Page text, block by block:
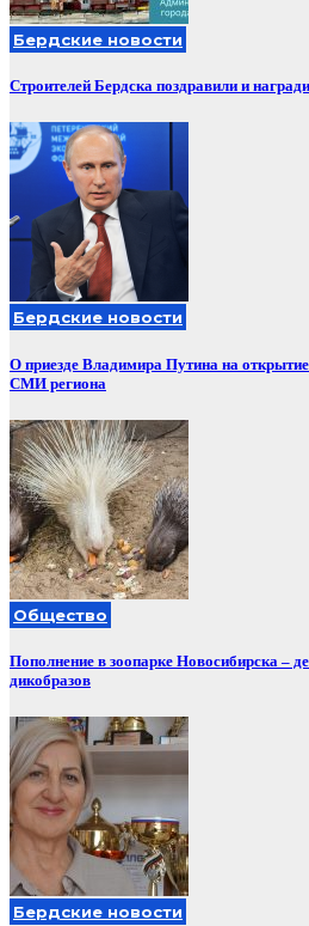
Бердские новости
Строителей Бердска поздравили и
Бердские новости
О приезде Владимира Путина на
СМИ региона
Общество
Пополнение в зоопарке Новосибирска –
дикобразов
Бердские новости